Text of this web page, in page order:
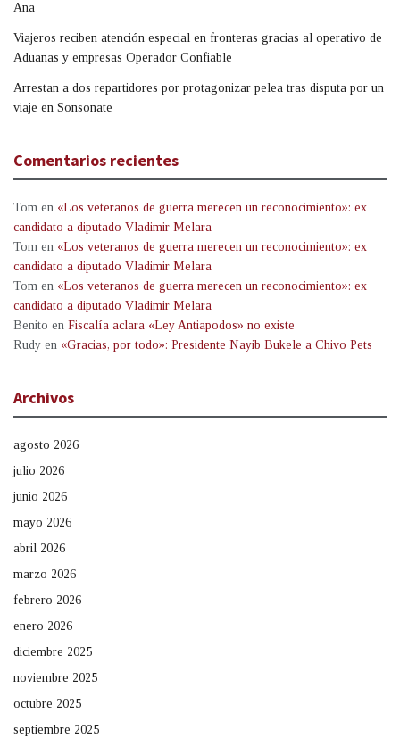
Ana
Viajeros reciben atención especial en fronteras gracias al operativo de
Aduanas y empresas Operador Confiable
Arrestan a dos repartidores por protagonizar pelea tras disputa por un
viaje en Sonsonate
Comentarios recientes
Tom en «Los veteranos de guerra merecen un reconocimiento»: ex
candidato a diputado Vladimir Melara
Tom en «Los veteranos de guerra merecen un reconocimiento»: ex
candidato a diputado Vladimir Melara
Tom en «Los veteranos de guerra merecen un reconocimiento»: ex
candidato a diputado Vladimir Melara
Benito en Fiscalía aclara «Ley Antiapodos» no existe
Rudy en «Gracias, por todo»: Presidente Nayib Bukele a Chivo Pets
Archivos
agosto 2026
julio 2026
junio 2026
mayo 2026
abril 2026
marzo 2026
febrero 2026
enero 2026
diciembre 2025
noviembre 2025
octubre 2025
septiembre 2025